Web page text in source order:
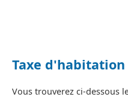
Taxe
Vous trouverez ci-dessous